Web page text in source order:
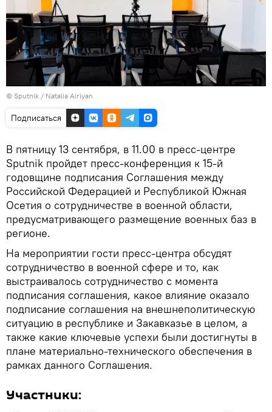
© Sputnik / Natalia Airiyan
Подписаться
В пятницу 13 сентября, в 11.00 в пресс-центре
Sputnik пройдет пресс-конференция к 15-й
годовщине подписания Соглашения между
Российской Федерацией и Республикой Южная
Осетия о сотрудничестве в военной области,
предусматривающего размещение военных баз в
регионе.
На мероприятии гости пресс-центра обсудят
сотрудничество в военной сфере и то, как
выстраивалось сотрудничество с момента
подписания соглашения, какое влияние оказало
подписание соглашения на внешнеполитическую
ситуацию в республике и Закавказье в целом, а
также какие ключевые успехи были достигнуты в
плане материально-технического обеспечения в
рамках данного Соглашения.
Участники: